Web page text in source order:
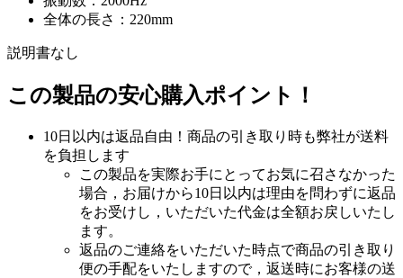
全体の長さ：220mm
説明書なし
この製品の安心購入ポイント！
10日以内は返品自由！商品の引き取り時も弊社が送料
を負担します
この製品を実際お手にとってお気に召さなかった
場合，お届けから10日以内は理由を問わずに返品
をお受けし，いただいた代金は全額お戻しいたし
ます。
返品のご連絡をいただいた時点で商品の引き取り
便の手配をいたしますので，返送時にお客様の送